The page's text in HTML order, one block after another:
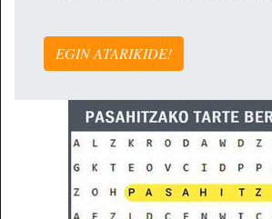
EGIN ATARIKIDE!